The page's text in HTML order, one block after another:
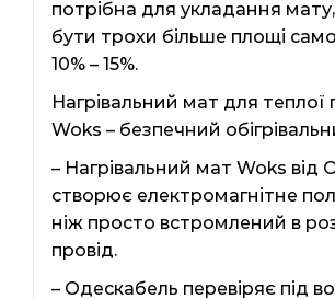
потрібна для укладання
бути трохи більше площі
10% – 15%.
Нагрівальний мат для теплої
Woks – безпечний
– Нагрівальний мат Woks від
створює електромагнітне
ніж просто встромлений в
провід.
– Одескабель перевіряє під